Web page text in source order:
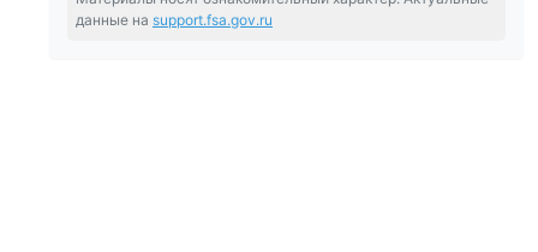
данные на support.fsa.gov.ru